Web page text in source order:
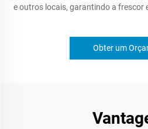
e outros locais, garantindo a frescor
Obter um